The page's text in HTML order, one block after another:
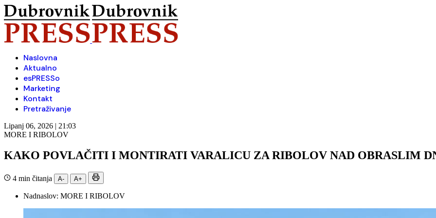
Naslovna
Aktualno
esPRESSo
Marketing
Kontakt
Pretraživanje
Lipanj 06, 2026 | 21:03
MORE I RIBOLOV
KAKO POVLAČITI I MONTIRATI VARALICU ZA RIBOLOV NAD OBRASLIM
4 min čitanja A- A+
Nadnaslov: MORE I RIBOLOV